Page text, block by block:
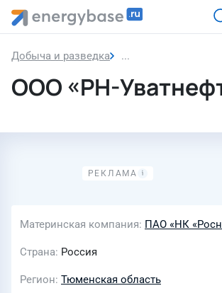
Добыча и разведка ООО «РН-
ООО «РН-
Материнская компания ПАО «НК
Страна Россия
Регион Тюменская область